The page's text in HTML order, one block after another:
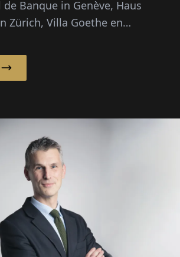
Banque in Genève, Haus
Zürich, Villa Goethe en